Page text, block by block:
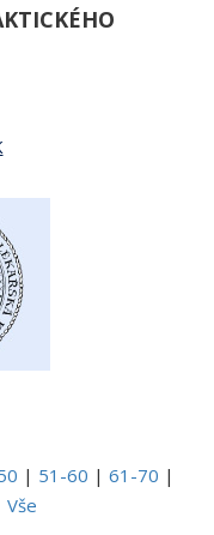
| 51-60 | 61-70 |
Vše